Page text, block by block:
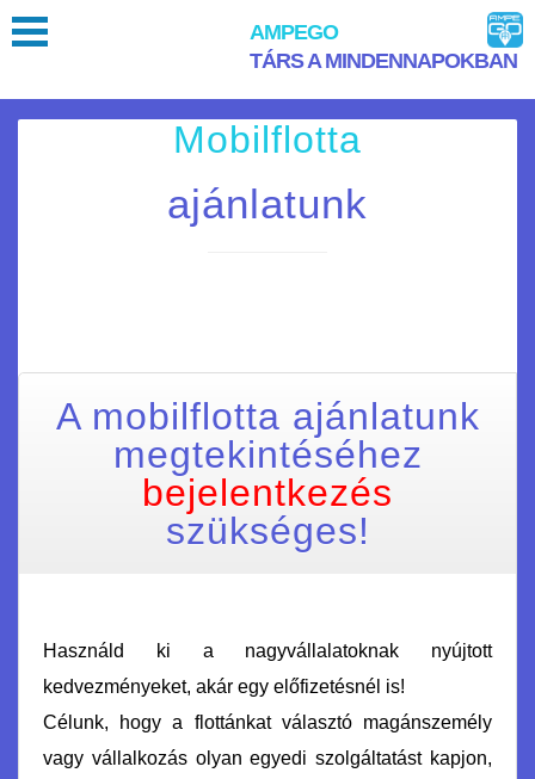
AMPEGO
TÁRS A MINDENNAPOKBAN
Mobilflotta
ajánlatunk
A mobilflotta ajánlatunk
megtekintéséhez
bejelentkezés
szükséges!
Használd ki a nagyvállalatoknak nyújtott
kedvezményeket, akár egy előfizetésnél is!
Célunk, hogy a flottánkat választó magánszemély
vagy vállalkozás olyan egyedi szolgáltatást kapjon,